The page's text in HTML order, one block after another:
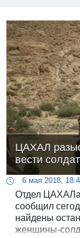
ЦАХАЛ
вести
6 мая 2018,
Отдел ЦАХАЛа
сообщил
найдены
женщины-